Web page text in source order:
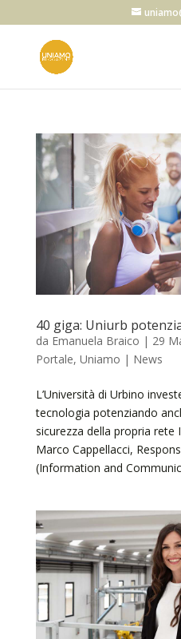
40 giga: Uniurb
da Emanuela Braico | 29
Portale, Uniamo | News
L’Università di Urbino
tecnologia potenziando
sicurezza della propria
Marco Cappellacci,
(Information and